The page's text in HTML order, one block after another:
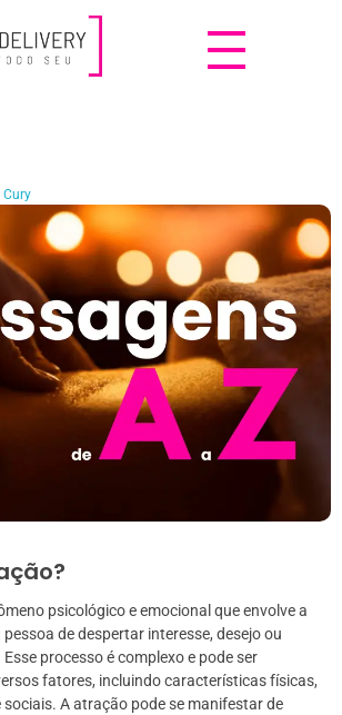
Cury
psicológico e emocional que envolve a
de despertar interesse, desejo ou
processo é complexo e pode ser
fatores, incluindo características físicas,
A atração pode se manifestar de